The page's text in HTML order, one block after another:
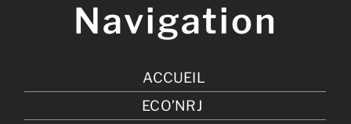
Navigation
ACCUEIL
ECO’NRJ